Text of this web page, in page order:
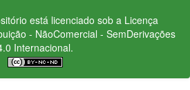
está licenciado sob a Licença
- NãoComercial - SemDerivações
Internacional.